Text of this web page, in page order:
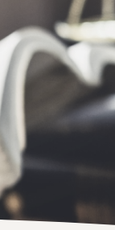
ย (IVD Medical
ศรายชื่อหน่วยวิเคราะห์
ด้านความปลอดภัยขอ
การผลิต นำเข้า หรื